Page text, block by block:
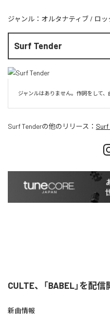
ジャンル： オルタナティブ / ロッ
Surf Tender
ジャンルはありません。作詞をして、
Surf Tenderの他のリリース： Surf
CULTE、「BABEL」を配信
新曲情報